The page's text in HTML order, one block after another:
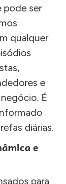
pode ser
qualquer
e
É
diárias.
e
para